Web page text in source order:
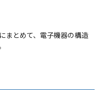
まとめて、電子機器の構造